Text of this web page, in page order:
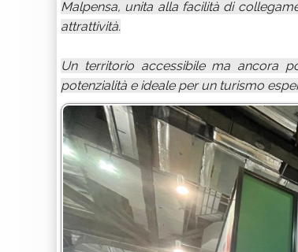
Malpensa, unita alla facilità di
attrattività.
Un territorio accessibile ma ancora
potenzialità e ideale per un turismo